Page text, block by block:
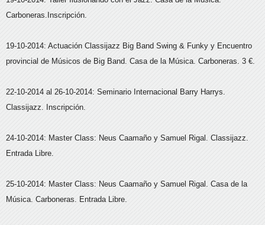
Carboneras.Inscripción.
19-10-2014: Actuación Classijazz Big Band Swing & Funky y Encuentro
provincial de Músicos de Big Band. Casa de la Música. Carboneras. 3 €.
22-10-2014 al 26-10-2014: Seminario Internacional Barry Harrys.
Classijazz. Inscripción.
24-10-2014: Master Class: Neus Caamaño y Samuel Rigal. Classijazz.
Entrada Libre.
25-10-2014: Master Class: Neus Caamaño y Samuel Rigal. Casa de la
Música. Carboneras. Entrada Libre.